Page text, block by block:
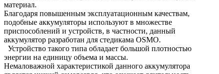
материал.
Благодаря повышенным эксплуатационным качествам,
подобные аккумуляторы используют в множестве
приспособлений и устройств, в частности, данный
аккумулятор разработан для стедикама OSMO.
Устройство такого типа обладает большой плотностью
энергии на единицу объема и массы.
Немаловажной характеристикой данного аккумулятора